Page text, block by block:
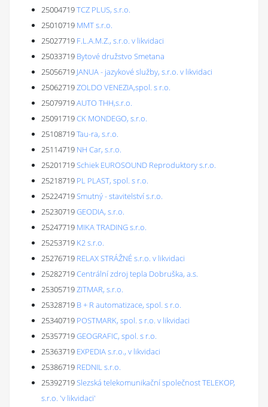
25004719TCZ PLUS, s.r.o.
25010719 MMT s.r.o.
25027719 F.L.A.M.Z., s.r.o. v likvidaci
25033719 Bytové družstvo Smetana
25056719 JANUA - jazykové služby, s.r.o. v likvidaci
25062719ZOLDO VENEZIA,spol. s r.o.
25079719AUTO THH,s.r.o.
25091719CK MONDEGO, s.r.o.
25108719Tau-ra, s.r.o.
25114719 NH Car, s.r.o.
25201719Schiek EUROSOUND Reproduktory s.r.o.
25218719 PL PLAST, spol. s r.o.
25224719Smutný - stavitelství s.r.o.
25230719GEODIA, s.r.o.
25247719 MIKA TRADING s.r.o.
25253719 K2 s.r.o.
25276719 RELAX STRÁŽNÉ s.r.o. v likvidaci
25282719Centrální zdroj tepla Dobruška, a.s.
25305719ZITMAR, s.r.o.
25328719 B + R automatizace, spol. s r.o.
25340719 POSTMARK, spol. s r.o. v likvidaci
25357719GEOGRAFIC, spol. s r.o.
25363719 EXPEDIA s.r.o., v likvidaci
25386719 REDNIL s.r.o.
25392719Slezská telekomunikační společnost TELEKOP,
s.r.o. 'v likvidaci'